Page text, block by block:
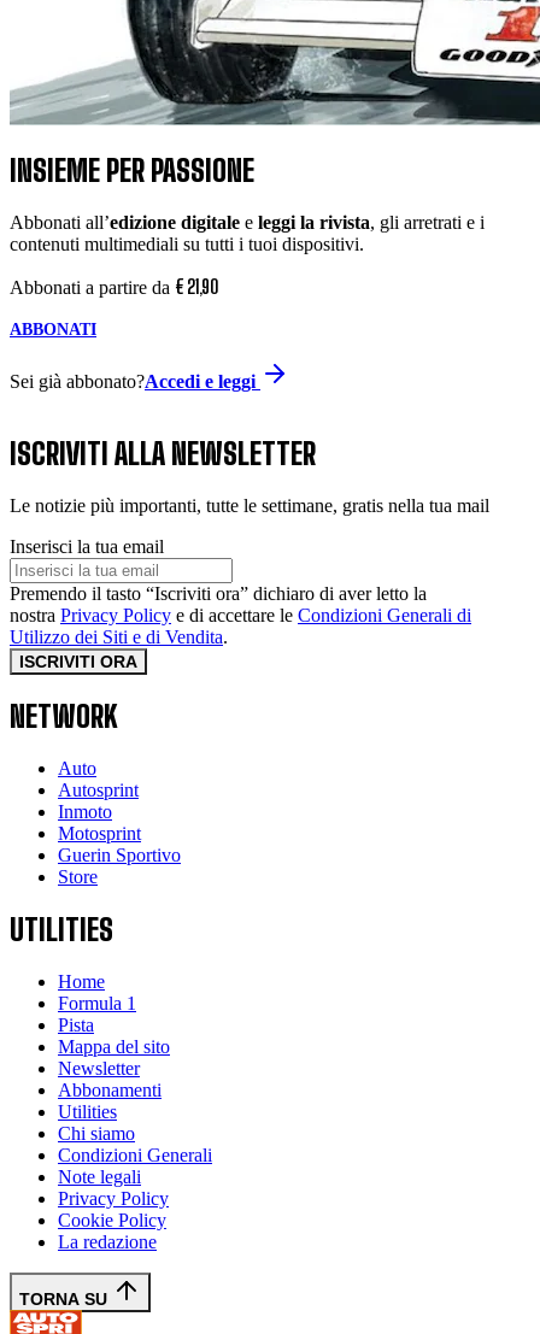
INSIEME PER PASSIONE
Abbonati all’edizione digitale e leggi la rivista, gli arretrati e i
contenuti multimediali su tutti i tuoi dispositivi.
Abbonati a partire da € 21,90
ABBONATI
Sei già abbonato?Accedi e leggi
ISCRIVITI ALLA NEWSLETTER
Le notizie più importanti, tutte le settimane, gratis nella tua mail
Inserisci la tua email
Premendo il tasto “Iscriviti ora” dichiaro di aver letto la
nostra Privacy Policy e di accettare le Condizioni Generali di
Utilizzo dei Siti e di Vendita.
ISCRIVITI ORA
NETWORK
Auto
Autosprint
Inmoto
Motosprint
Guerin Sportivo
Store
UTILITIES
Home
Formula 1
Pista
Mappa del sito
Newsletter
Abbonamenti
Utilities
Chi siamo
Condizioni Generali
Note legali
Privacy Policy
Cookie Policy
La redazione
TORNA SU